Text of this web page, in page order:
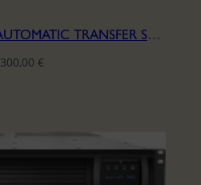
AP7723 APC RACK AUTOMATIC TRANSFER SWITCH-230V
300,00 €